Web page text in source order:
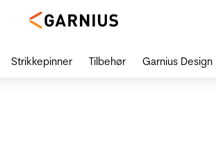
Strikkepinner Tilbehør Garnius Design